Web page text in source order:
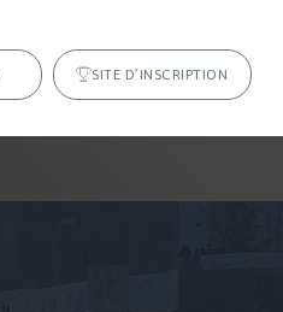
SITE D’INSCRIPTION